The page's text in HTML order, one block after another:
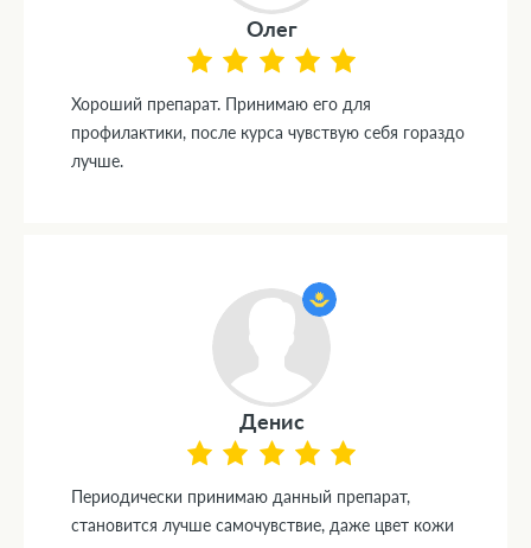
Олег
Хороший препарат. Принимаю его для
профилактики, после курса чувствую себя гораздо
лучше.
Денис
Периодически принимаю данный препарат,
становится лучше самочувствие, даже цвет кожи